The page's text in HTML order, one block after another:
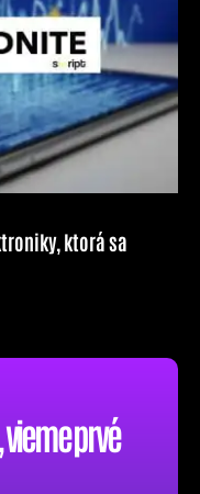
prvé
ktorá sa